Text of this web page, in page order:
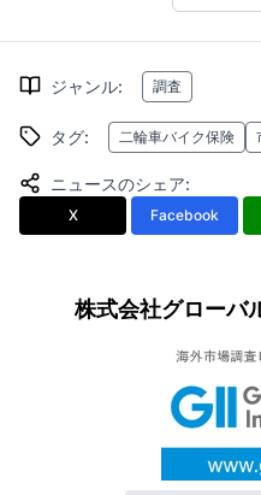
ジャンル: 調査
タグ: 二輪車バイク保険
ニュースのシェア:
X Facebook
株式会社グローバ